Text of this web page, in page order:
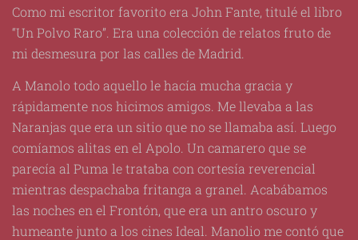
Como mi escritor favorito era John Fante, titulé el libro
“Un Polvo Raro”. Era una colección de relatos fruto de
mi desmesura por las calles de Madrid.
A Manolo todo aquello le hacía mucha gracia y
rápidamente nos hicimos amigos. Me llevaba a las
Naranjas que era un sitio que no se llamaba así. Luego
comíamos alitas en el Apolo. Un camarero que se
parecía al Puma le trataba con cortesía reverencial
mientras despachaba fritanga a granel. Acabábamos
las noches en el Frontón, que era un antro oscuro y
humeante junto a los cines Ideal. Manolio me contó que